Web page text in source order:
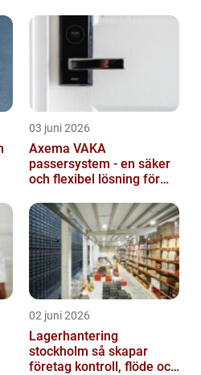
03 juni 2026
Axema VAKA
passersystem - en säker
och flexibel lösning för
02 juni 2026
Lagerhantering
stockholm så skapar
företag kontroll, flöde och